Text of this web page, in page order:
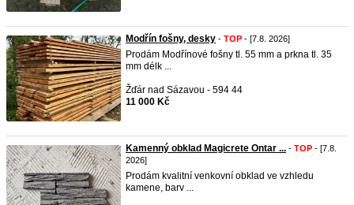
Modřín fošny, desky - TOP - [7.8. 2026]
Prodám Modřínové fošny tl. 55 mm a prkna tl. 35
mm délk ...
Žďár nad Sázavou - 594 44
11 000 Kč
Kamenný obklad Magicrete Ontar ... - TOP - [7.8.
2026]
Prodám kvalitní venkovní obklad ve vzhledu
kamene, barv ...